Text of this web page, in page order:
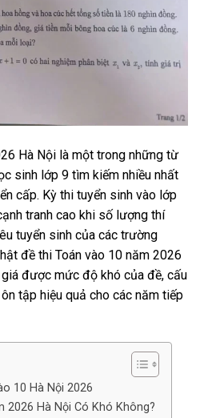
Hà Nội là một trong những từ
sinh lớp 9 tìm kiếm nhiều nhất
cấp. Kỳ thi tuyển sinh vào lớp
tranh cao khi số lượng thí
tuyển sinh của các trường
đề thi Toán vào 10 năm 2026
được mức độ khó của đề, cấu
tập hiệu quả cho các năm tiếp
10 Hà Nội 2026
2026 Hà Nội Có Khó Không?